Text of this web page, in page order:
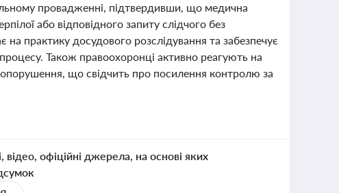
провадженні, підтвердивши, що медична
або відповідного запиту слідчого без
практику досудового розслідування та забезпечує
Також правоохоронці активно реагують на
що свідчить про посилення контролю за
офіційні джерела, на основі яких